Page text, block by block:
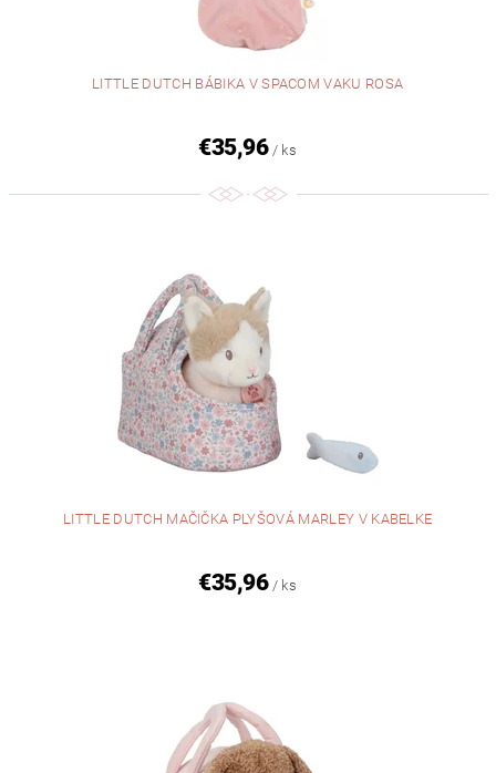
LITTLE DUTCH BÁBIKA V SPACOM VAKU ROSA
€35,96 / ks
LITTLE DUTCH MAČIČKA PLYŠOVÁ MARLEY V KABELKE
€35,96 / ks